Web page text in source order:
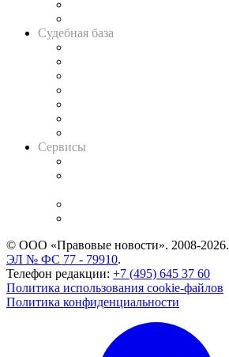
Судебная база
Сервисы
© ООО «Правовые новости». 2008-2026.
ЭЛ № ФС 77 - 79910.
Телефон редакции: +7 (495) 645 37 60
Политика использования cookie-файлов
Политика конфиденциальности